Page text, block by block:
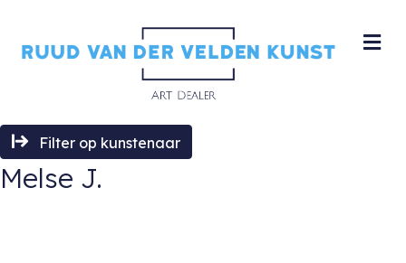
Filter op kunstenaar
Melse J.